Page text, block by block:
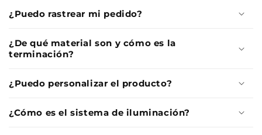
¿Puedo rastrear mi pedido?
¿De qué material son y cómo es la
terminación?
¿Puedo personalizar el producto?
¿Cómo es el sistema de iluminación?